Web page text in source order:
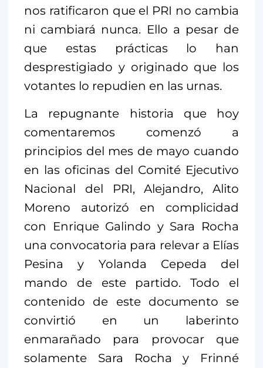
nos ratificaron que el PRI no cambia
ni cambiará nunca. Ello a pesar de
que estas prácticas lo han
desprestigiado y originado que los
votantes lo repudien en las urnas.
La repugnante historia que hoy
comentaremos comenzó a
principios del mes de mayo cuando
en las oficinas del Comité Ejecutivo
Nacional del PRI, Alejandro, Alito
Moreno autorizó en complicidad
con Enrique Galindo y Sara Rocha
una convocatoria para relevar a Elías
Pesina y Yolanda Cepeda del
mando de este partido. Todo el
contenido de este documento se
convirtió en un laberinto
enmarañado para provocar que
solamente Sara Rocha y Frinné